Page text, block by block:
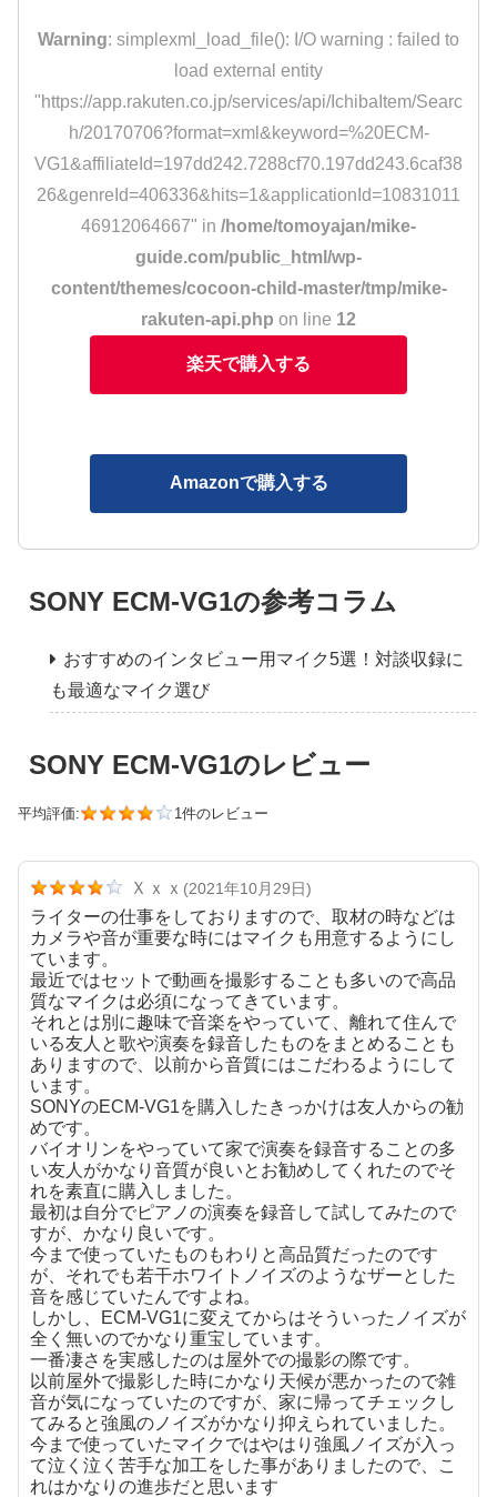
Warning: simplexml_load_file(): I/O warning : failed to
load external entity
"https://app.rakuten.co.jp/services/api/IchibaItem/Searc
h/20170706?format=xml&keyword=%20ECM-
VG1&affiliateId=197dd242.7288cf70.197dd243.6caf38
26&genreId=406336&hits=1&applicationId=10831011
46912064667" in /home/tomoyajan/mike-
guide.com/public_html/wp-
content/themes/cocoon-child-master/tmp/mike-
rakuten-api.php on line 12
楽天で購入する
Amazonで購入する
SONY ECM-VG1の参考コラム
おすすめのインタビュー用マイク5選！対談収録に
も最適なマイク選び
SONY ECM-VG1のレビュー
平均評価: 1件のレビュー
Ｘｘｘ (2021年10月29日)
ライターの仕事をしておりますので、取材の時などは
カメラや音が重要な時にはマイクも用意するようにし
ています。
最近ではセットで動画を撮影することも多いので高品
質なマイクは必須になってきています。
それとは別に趣味で音楽をやっていて、離れて住んで
いる友人と歌や演奏を録音したものをまとめることも
ありますので、以前から音質にはこだわるようにして
います。
SONYのECM-VG1を購入したきっかけは友人からの勧
めです。
バイオリンをやっていて家で演奏を録音することの多
い友人がかなり音質が良いとお勧めしてくれたのでそ
れを素直に購入しました。
最初は自分でピアノの演奏を録音して試してみたので
すが、かなり良いです。
今まで使っていたものもわりと高品質だったのです
が、それでも若干ホワイトノイズのようなザーとした
音を感じていたんですよね。
しかし、ECM-VG1に変えてからはそういったノイズが
全く無いのでかなり重宝しています。
一番凄さを実感したのは屋外での撮影の際です。
以前屋外で撮影した時にかなり天候が悪かったので雑
音が気になっていたのですが、家に帰ってチェックし
てみると強風のノイズがかなり抑えられていました。
今まで使っていたマイクではやはり強風ノイズが入っ
て泣く泣く苦手な加工をした事がありましたので、こ
れはかなりの進歩だと思います